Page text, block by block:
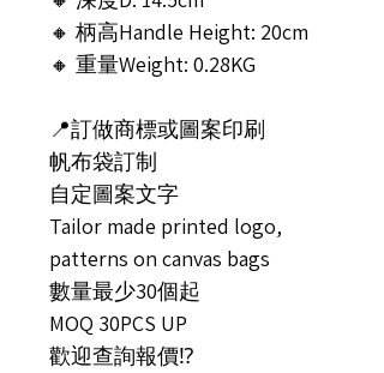
🔸 柄高Handle Height: 20cm
🔸 重量Weight: 0.28KG
📍訂做商標或圖案印刷
帆布袋訂制
自定圖案文字
Tailor made printed logo,
patterns on canvas bags
數量最少30個起
MOQ 30PCS UP
歡迎查詢報價⁉️